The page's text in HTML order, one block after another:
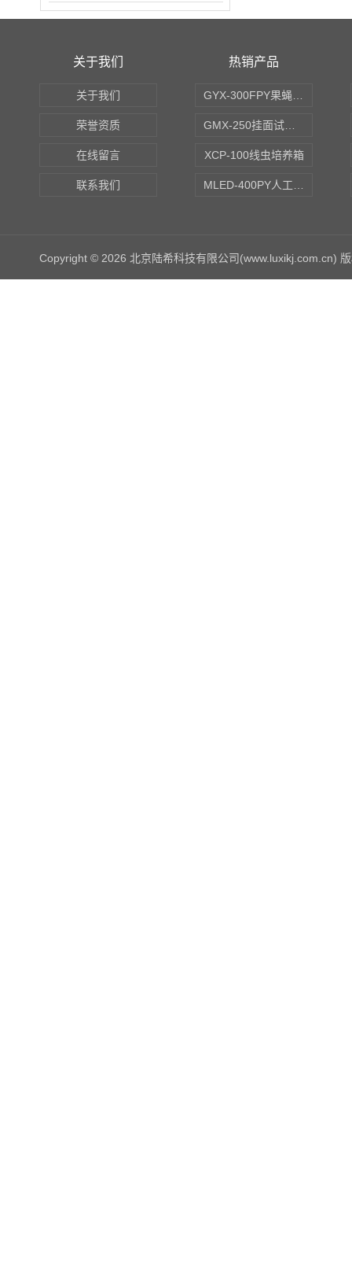
关于我们
关于我们
荣誉资质
在线留言
联系我们
热销产品
XCP-100线虫培养箱
Copyright © 2026 北京陆希科技有限公司(www.luxikj.com.cn)